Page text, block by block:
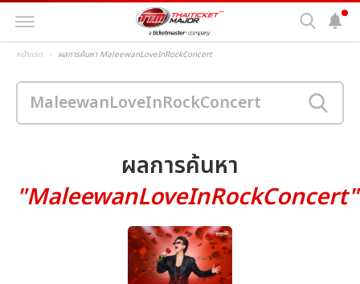
หน้าแรก ผลการค้นหา MaleewanLoveInRockConcert
ผลการค้นหา
"MaleewanLoveInRockConcert"